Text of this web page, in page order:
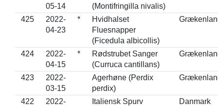
05-14
(Montifringilla nivalis)
425
2022-
04-23
*
Hvidhalset
Fluesnapper
(Ficedula albicollis)
424
2022-
04-15
*
Rødstrubet Sanger
(Curruca cantillans)
423
2022-
03-15
Agerhøne (Perdix
perdix)
422
2022-
Italiensk Spurv
Danmark